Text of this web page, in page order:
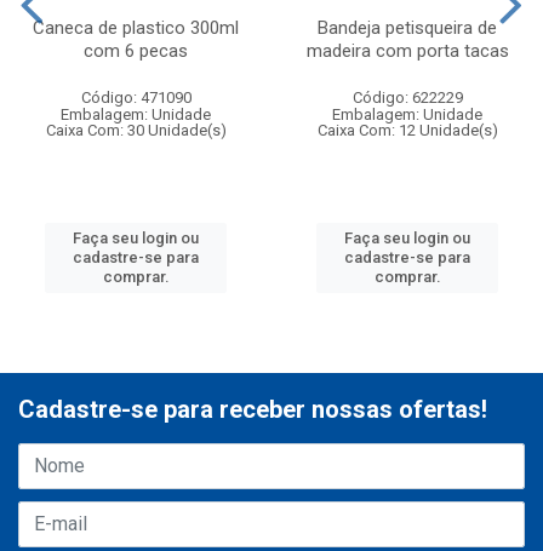
Caneca de plastico 300ml
com 6 pecas
Código: 471090
Embalagem: Unidade
Caixa Com: 30 Unidade(s)
Faça seu login ou
cadastre-se para
comprar.
Bandeja petisqueira de
madeira com porta tacas
Código: 622229
Embalagem: Unidade
Caixa Com: 12 Unidade(s)
Faça seu login ou
cadastre-se para
comprar.
Cadastre-se para receber nossas ofertas!